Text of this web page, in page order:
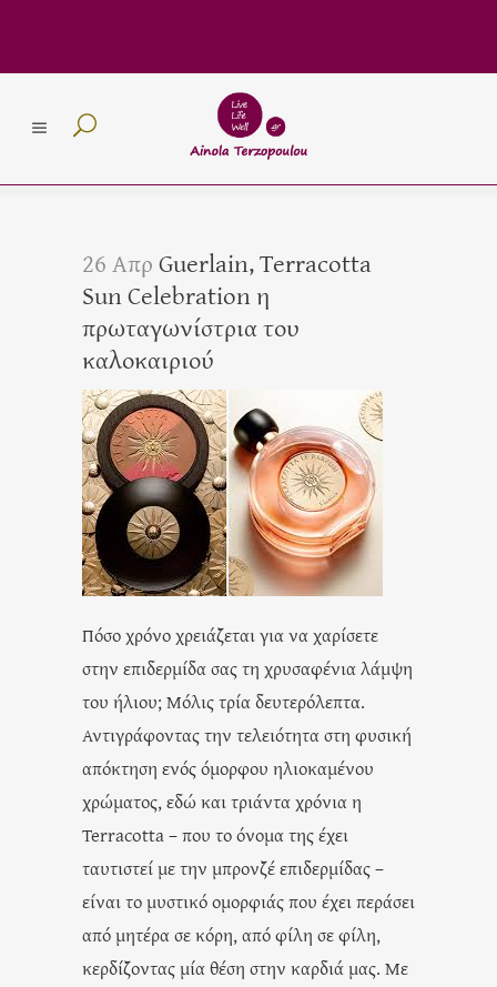
26 ΑπρGuerlain, Terracotta
Sun Celebration η
πρωταγωνίστρια του
καλοκαιριού
Πόσο χρόνο χρειάζεται για να χαρίσετε
στην επιδερμίδα σας τη χρυσαφένια λάμψη
του ήλιου; Μόλις τρία δευτερόλεπτα.
Αντιγράφοντας την τελειότητα στη φυσική
απόκτηση ενός όμορφου ηλιοκαμένου
χρώματος, εδώ και τριάντα χρόνια η
Terracotta – που το όνομα της έχει
ταυτιστεί με την μπρονζέ επιδερμίδας –
είναι το μυστικό ομορφιάς που έχει περάσει
από μητέρα σε κόρη, από φίλη σε φίλη,
κερδίζοντας μία θέση στην καρδιά μας. Με